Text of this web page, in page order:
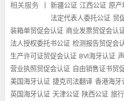
相关服务 新疆公证 江西公证 原产
法定代表人委托公证 贸
装箱单贸促会认证 商业发票贸促会认
法人授权委托书公证 检测报告贸促会
生产许可证贸促会认证 BVI海牙认证
营业执照贸促会认证 自由销售证书贸
美国海牙认证 捷克司法翻译 香港海牙
英国海牙认证 天津公证 陕西公证 旅